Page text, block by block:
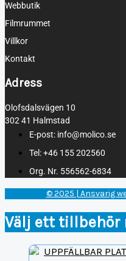
Webbutik
Filmrummet
Villkor
Kontakt
Adress
Olofsdalsvägen 10
302 41 Halmstad
E-post: info@molico.se
Tel: +46 155 202560
Org. Nr. 556562-6834
© 2025 | Ansvarig
Välj ett tillbehör